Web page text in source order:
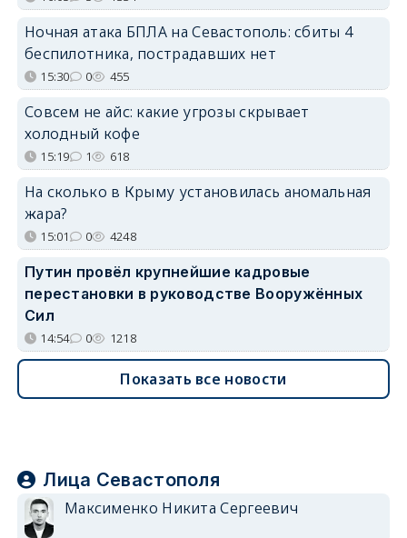
Ночная атака БПЛА на Севастополь: сбиты 4
беспилотника, пострадавших нет
15:30 0 455
Совсем не айс: какие угрозы скрывает
холодный кофе
15:19 1 618
На сколько в Крыму установилась аномальная
жара?
15:01 0 4248
Путин провёл крупнейшие кадровые
перестановки в руководстве Вооружённых
Сил
14:54 0 1218
Показать все новости
Лица Севастополя
Максименко Никита Сергеевич